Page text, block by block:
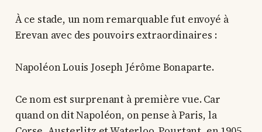
À ce stade, un nom remarquable fut envoyé à
Erevan avec des pouvoirs extraordinaires :
Napoléon Louis Joseph Jérôme Bonaparte.
Ce nom est surprenant à première vue. Car
quand on dit Napoléon, on pense à Paris, la